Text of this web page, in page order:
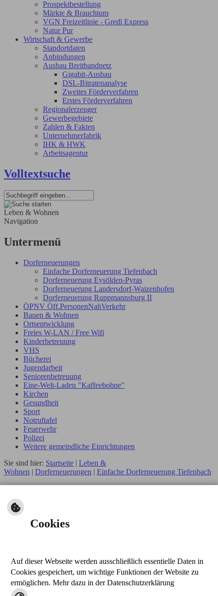
Prospektbestellung
Märkte & Brauchtum
VGN Freizeitlinie - Gredl Express
Natur Pur
Wirtschaft & Gewerbe
Standortdaten
Anbindungen
Ausbau Breitbandnetz
Gigabit-Ausbau
DSL-Bitratenanalyse
Zweites Förderverfahren
Erstes Förderverfahren
Regionalerzeuger
Gewerbegebiete
Zahlen & Fakten
Unternehmerfabrik
IHK & HWK
Arbeitsagentur
Volltextsuche
Leben & Wohnen
Navigation
Untermenü
Dorferneuerungen
Einfache Dorferneuerung Tiefenbach
Dorferneuerung Eysölden-Pyras
Dorferneuerung Landersdorf-Waizenhofen
Dorferneuerung Ruppmannsburg II
ÖPNV Öff.PersonenNahVerkehr
Bauen & Wohnen
Ortsentwicklung
Freies W-LAN / Free Wifi
Kinderbetreuung
VHS
Bücherei
Jugendarbeit
Seniorenbetreuung
Eine-Welt-Laden "Kaffeebohne"
Kirchen
Gesundheit
Sport
Notruftafel
Feuerwehr
Polizei
Weitere gemeindliche Einrichtungen
Sie sind hier: Startseite | Leben &
Wohnen | Dorferneuerungen | Einfache Dorferneuerung Tiefenbach
Einfache Dorferneuerung Tiefenbach
nach oben
drucken
Kontakt
Cookies
Auf dieser Webseite werden ausschließlich essentielle Daten in
Cookies gespeichert, um wichtige Funktionen der Website zu
ermöglichen. Mehr dazu in der Datenschutzerklärung